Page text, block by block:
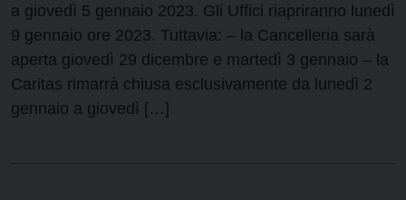
a giovedì 5 gennaio 2023. Gli Uffici riapriranno lunedì
9 gennaio ore 2023. Tuttavia: – la Cancelleria sarà
aperta giovedì 29 dicembre e martedì 3 gennaio – la
Caritas rimarrà chiusa esclusivamente da lunedì 2
gennaio a giovedì […]